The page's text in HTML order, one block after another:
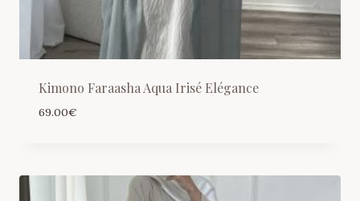
Kimono Faraasha Aqua Irisé Elégance
69.00€